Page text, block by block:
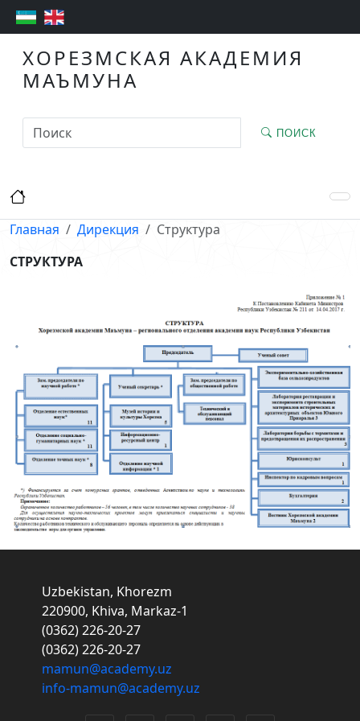
ХОРЕЗМСКАЯ АКАДЕМИЯ
МАЪМУНА
ПОИСК
Главная Дирекция
Структура
СТРУКТУРА
Uzbekistan, Khorezm
220900, Khiva, Markaz-1
(0362) 226-20-27
(0362) 226-20-27
mamun@academy.uz
info-mamun@academy.uz